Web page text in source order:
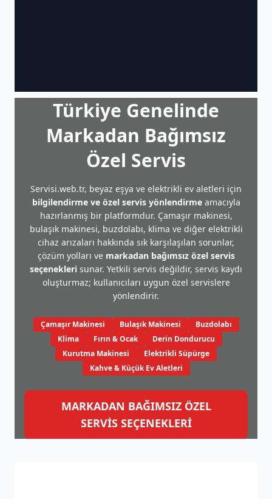
Türkiye Genelinde
Markadan Bağımsız
Özel Servis
Servisi.web.tr, beyaz eşya ve elektrikli ev aletleri için
bilgilendirme ve özel servis yönlendirmeamacıyla
hazırlanmış bir platformdur. Çamaşır makinesi,
bulaşık makinesi, buzdolabı, klima ve diğer elektrikli
cihaz arızaları hakkında sık karşılaşılan sorunlar,
çözüm yolları ve markadan bağımsız özel servis
seçenekleri sunar. Yetkili servis değildir, servis kaydı
oluşturmaz; kullanıcıları uygun özel servislere
yönlendirir.
Çamaşır Makinesi Bulaşık Makinesi
Buzdolabı
Klima
Fırın & Ocak
Derin Dondurucu
Kurutma Makinesi
Elektrikli Süpürge
Kahve & Küçük Ev Aletleri
MARKADAN BAĞIMSIZ ÖZEL
SERVİS SEÇENEKLERİ